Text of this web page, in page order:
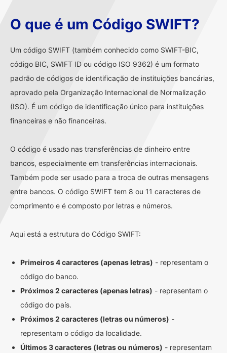
O que é um Código SWIFT?
Um código SWIFT (também conhecido como SWIFT-BIC,
código BIC, SWIFT ID ou código ISO 9362) é um formato
padrão de códigos de identificação de instituições bancárias,
aprovado pela Organização Internacional de Normalização
(ISO). É um código de identificação único para instituições
financeiras e não financeiras.
O código é usado nas transferências de dinheiro entre
bancos, especialmente em transferências internacionais.
Também pode ser usado para a troca de outras mensagens
entre bancos. O código SWIFT tem 8 ou 11 caracteres de
comprimento e é composto por letras e números.
Aqui está a estrutura do Código SWIFT:
Primeiros 4 caracteres (apenas letras) - representam o
código do banco.
Próximos 2 caracteres (apenas letras) - representam o
código do país.
Próximos 2 caracteres (letras ou números) -
representam o código da localidade.
Últimos 3 caracteres (letras ou números) - representam